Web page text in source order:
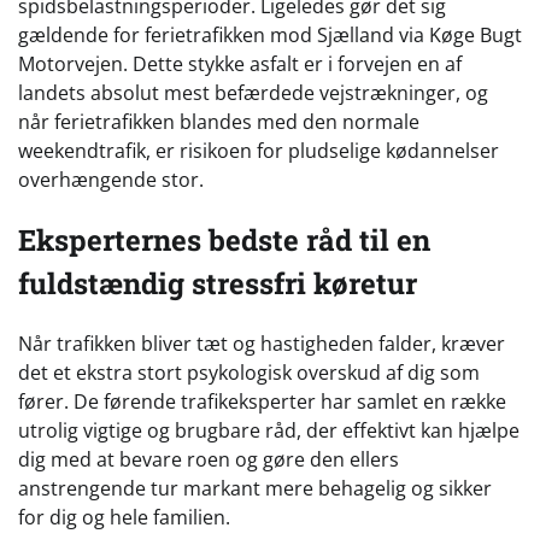
spidsbelastningsperioder. Ligeledes gør det sig
gældende for ferietrafikken mod Sjælland via Køge Bugt
Motorvejen. Dette stykke asfalt er i forvejen en af
landets absolut mest befærdede vejstrækninger, og
når ferietrafikken blandes med den normale
weekendtrafik, er risikoen for pludselige kødannelser
overhængende stor.
Eksperternes bedste råd til en
fuldstændig stressfri køretur
Når trafikken bliver tæt og hastigheden falder, kræver
det et ekstra stort psykologisk overskud af dig som
fører. De førende trafikeksperter har samlet en række
utrolig vigtige og brugbare råd, der effektivt kan hjælpe
dig med at bevare roen og gøre den ellers
anstrengende tur markant mere behagelig og sikker
for dig og hele familien.